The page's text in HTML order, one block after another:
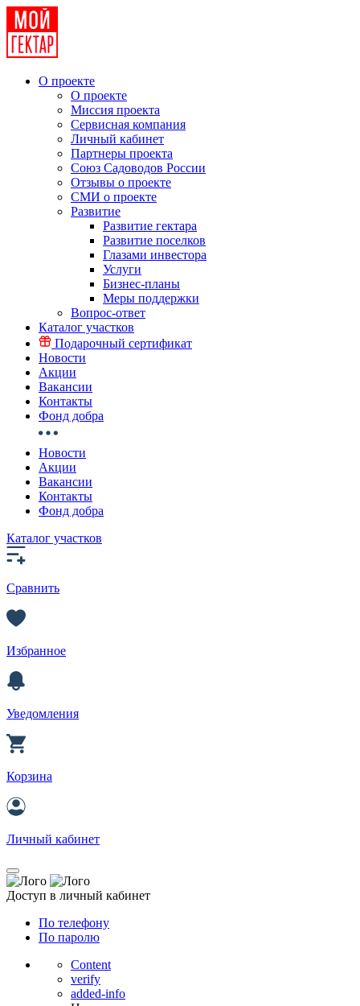
О проекте
О проекте
Миссия проекта
Сервисная компания
Личный кабинет
Партнеры проекта
Союз Садоводов России
Отзывы о проекте
СМИ о проекте
Развитие
Развитие гектара
Развитие поселков
Глазами инвестора
Услуги
Бизнес-планы
Меры поддержки
Вопрос-ответ
Каталог участков
Подарочный сертификат
Новости
Акции
Вакансии
Контакты
Фонд добра
Новости
Акции
Вакансии
Контакты
Фонд добра
Каталог участков
Сравнить
Избранное
Уведомления
Корзина
Личный кабинет
Доступ в личный кабинет
По телефону
По паролю
Content
verify
added-info